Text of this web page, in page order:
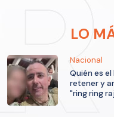
LO
Nacional
Quién es
retener y
"ring ring